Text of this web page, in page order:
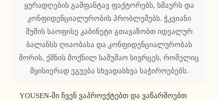
ყურადღების გამფანტავ ფაქტორებს, ხმაურს და
კონფიდენციალურობის პრობლემებს. ჭკვიანი
შუშის საოფისე კაბინეტი გთავაზობთ იდეალურ
ბალანსს ღიაობასა და კონფიდენციალურობას
შორის, ქმნის მოქნილ სამუშაო სივრცეს, რომელიც
მყისიერად ეგუება სხვადასხვა საჭიროებებს.
YOUSEN-ში ჩვენ ვაპროექტებთ და ვაწარმოებთ